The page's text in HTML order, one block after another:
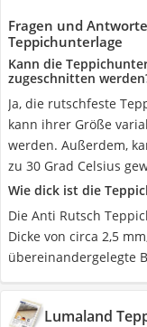
Fragen und
Teppichunterlage
Kann die
zugeschnitten
Ja, die rutschfeste
kann ihrer Größe
werden. Außerdem,
zu 30 Grad Celsius
Wie dick ist die
Die Anti Rutsch
Dicke von circa 2,5
übereinandergelegte
Lumaland